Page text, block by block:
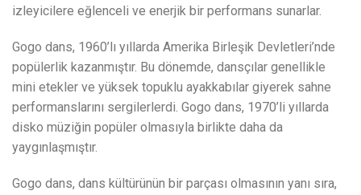
izleyicilere eğlenceli ve enerjik bir performans sunarlar.
Gogo dans, 1960’lı yıllarda Amerika Birleşik Devletleri’nde
popülerlik kazanmıştır. Bu dönemde, dansçılar genellikle
mini etekler ve yüksek topuklu ayakkabılar giyerek sahne
performanslarını sergilerlerdi. Gogo dans, 1970’li yıllarda
disko müziğin popüler olmasıyla birlikte daha da
yaygınlaşmıştır.
Gogo dans, dans kültürünün bir parçası olmasının yanı sıra,